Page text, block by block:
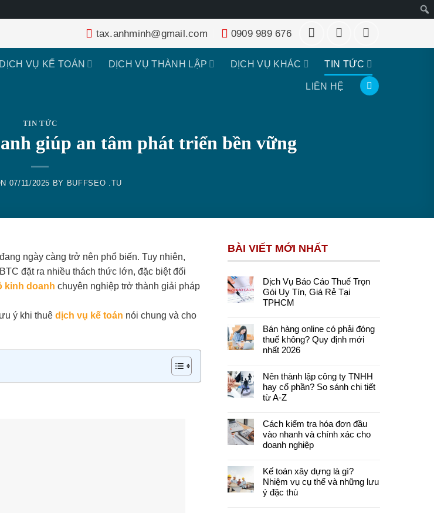
kiếm
tax.anhminh@gmail.com 0909 989 676
DỊCH VỤ KẾ TOÁN DỊCH VỤ THÀNH LẬP DỊCH VỤ KHÁC TIN TỨC
LIÊN HỆ
TIN TỨC
giúp an tâm phát triển bền vững
07/11/2025 BY BUFFSEO .TU
ngày càng trở nên phổ biến. Tuy nhiên,
đặt ra nhiều thách thức lớn, đặc biệt đối
kinh doanh chuyên nghiệp trở thành giải pháp
ý khi thuê dịch vụ kế toán nói chung và cho
BÀI VIẾT MỚI NHẤT
Dịch Vụ Báo Cáo Thuế Trọn
Gói Uy Tín, Giá Rẻ Tại
TPHCM
Bán hàng online có phải đóng
thuế không? Quy định mới
nhất 2026
Nên thành lập công ty TNHH
hay cổ phần? So sánh chi tiết
từ A-Z
Cách kiểm tra hóa đơn đầu
vào nhanh và chính xác cho
doanh nghiệp
Kế toán xây dựng là gì?
Nhiệm vụ cụ thể và những lưu
ý đặc thù